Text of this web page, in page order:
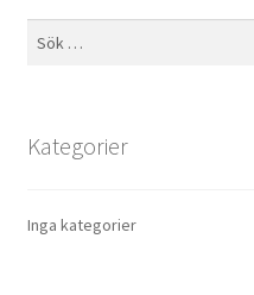
Kategorier
Inga kategorier